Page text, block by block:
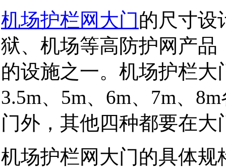
机场护栏网大门 的尺寸设
狱、机场等高防护网产
的设施之一。机场护栏
3.5m、5m、6m、7m、
门外，其他四种都要在
机场护栏网大门的具体规